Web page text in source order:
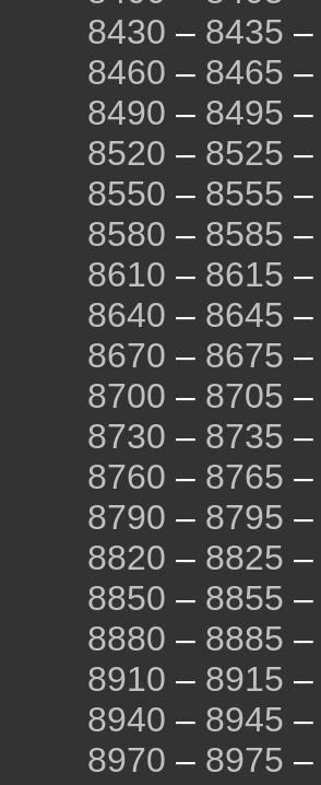
8430 – 8435 –
8460 – 8465 –
8490 – 8495 –
8520 – 8525 –
8550 – 8555 –
8580 – 8585 –
8610 – 8615 –
8640 – 8645 –
8670 – 8675 –
8700 – 8705 –
8730 – 8735 –
8760 – 8765 –
8790 – 8795 –
8820 – 8825 –
8850 – 8855 –
8880 – 8885 –
8910 – 8915 –
8940 – 8945 –
8970 – 8975 –